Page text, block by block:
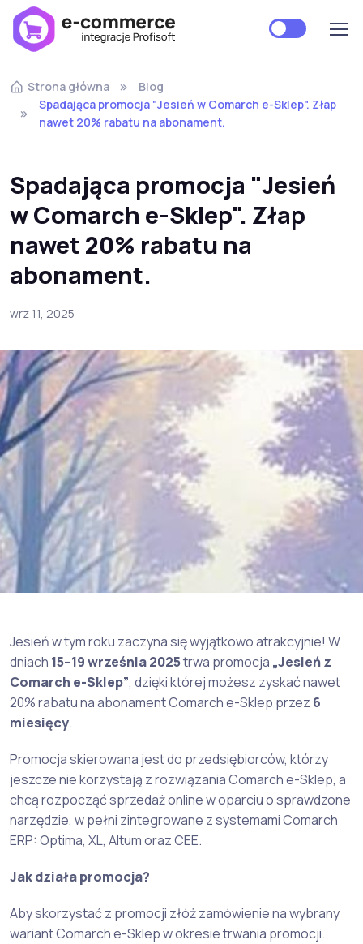
Strona główna
Blog
Spadająca promocja "Jesień w Comarch e-Sklep". Złap
nawet 20% rabatu na abonament.
Spadająca promocja "Jesień
w Comarch e-Sklep". Złap
nawet 20% rabatu na
abonament.
wrz 11, 2025
Jesień w tym roku zaczyna się wyjątkowo atrakcyjnie! W
dniach 15–19 września 2025trwa promocja „Jesień z
Comarch e-Sklep”, dzięki której możesz zyskać nawet
20% rabatu na abonament Comarch e-Sklep przez 6
miesięcy.
Promocja skierowana jest do przedsiębiorców, którzy
jeszcze nie korzystają z rozwiązania Comarch e-Sklep, a
chcą rozpocząć sprzedaż online w oparciu o sprawdzone
narzędzie, w pełni zintegrowane z systemami Comarch
ERP: Optima, XL, Altum oraz CEE.
Jak działa promocja?
Aby skorzystać z promocji złóż zamówienie na wybrany
wariant Comarch e-Sklep w okresie trwania promocji.